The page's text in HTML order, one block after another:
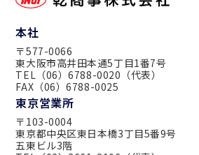
本社
〒577-0066
東大阪市高井田本通5丁目1番7号
TEL（06）6788-0020（代表）
FAX（06）6788-0025
東京営業所
〒103-0004
東京都中央区東日本橋3丁目5番9号
五東ビル3階